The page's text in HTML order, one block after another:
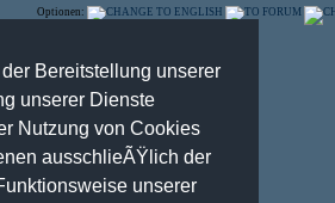
Bereitstellung unserer
unserer Dienste
Nutzung von Cookies
ausschlieÃŸlich der
unserer
Optionen: